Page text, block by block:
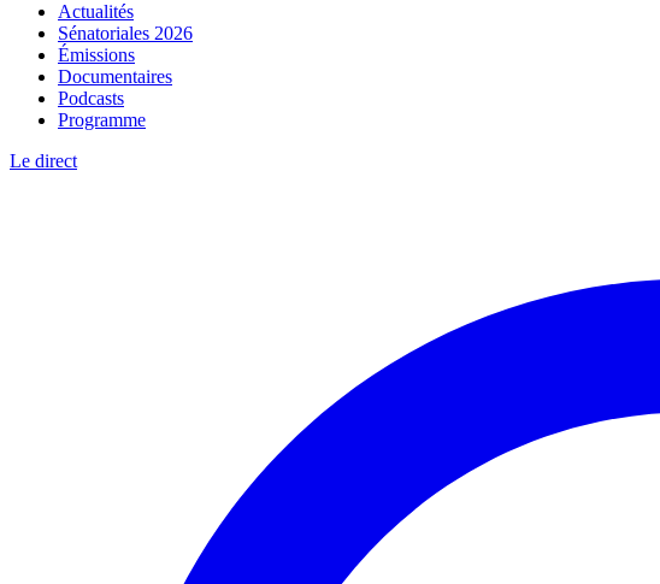
Actualités
Sénatoriales 2026
Émissions
Documentaires
Podcasts
Programme
Le direct